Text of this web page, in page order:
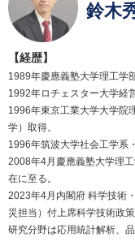
鈴木
【経歴】
1989年慶應義塾大学理工学
1992年ロチェスター大学経
1996年東京工業大学大学院
学）取得。
1996年筑波大学社会工学系
2008年4月慶應義塾大学理
在に至る。
2023年4月内閣府 科学技術
災担当）付上席科学技術政
研究分野は応用統計解析、